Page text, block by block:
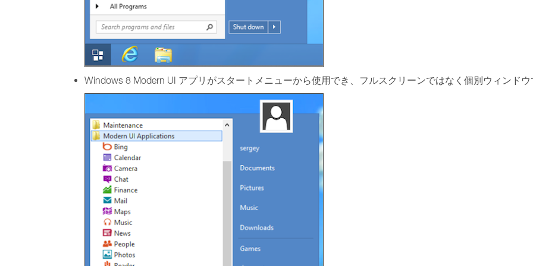
Windows 8 Modern UI アプリがスタートメニューから使用でき、フルスクリーンではなく個別ウィンドウ